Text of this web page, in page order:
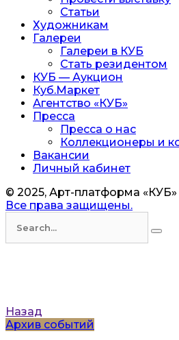
Статьи
Художникам
Галереи
Галереи в КУБ
Стать резидентом
КУБ — Аукцион
Куб.Маркет
Агентство «КУБ»
Пресса
Пресса о нас
Коллекционеры и
Вакансии
Личный кабинет
© 2025, Арт-платформа «КУБ»
Все права защищены.
Назад
Архив событий